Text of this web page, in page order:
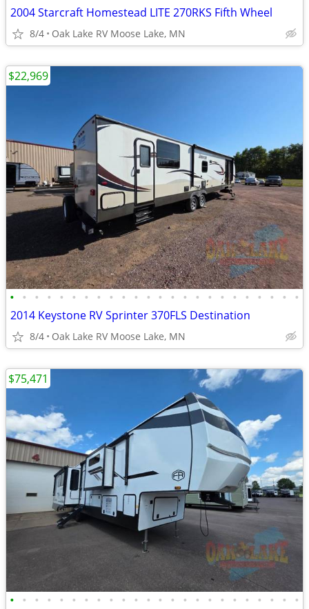
2004 Starcraft Homestead LITE 270RKS Fifth Wheel
8/4 Oak Lake RV Moose Lake, MN
• • • • • • • • • • • • • • • • • • • • • • • •
2014 Keystone RV Sprinter 370FLS Destination
8/4 Oak Lake RV Moose Lake, MN
$22,969
• • • • • • • • • • • • • • • • • • • • • • • •
$75,471